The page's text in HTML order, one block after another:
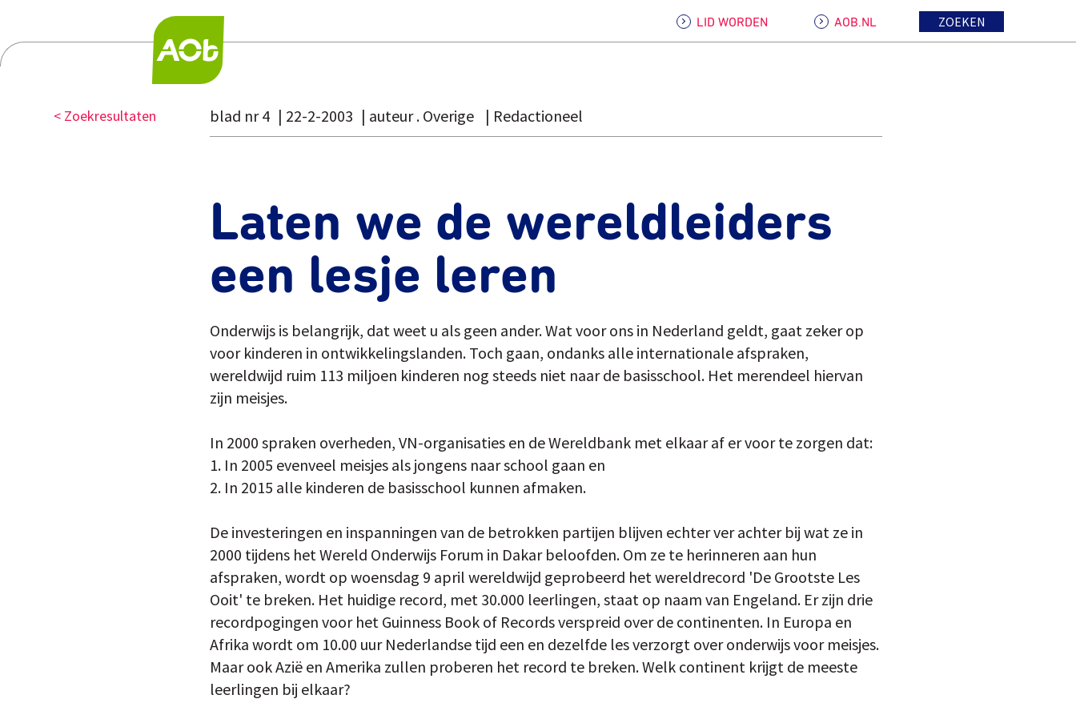
LID WORDEN AOB.NL ZOEKEN
< Zoekresultaten blad nr 4 22-2-2003 auteur . Overige Redactioneel
Laten we de wereldleiders
een lesje leren
Onderwijs is belangrijk, dat weet u als geen ander. Wat voor ons in Nederland geldt, gaat zeker op
voor kinderen in ontwikkelingslanden. Toch gaan, ondanks alle internationale afspraken,
wereldwijd ruim 113 miljoen kinderen nog steeds niet naar de basisschool. Het merendeel hiervan
zijn meisjes.
In 2000 spraken overheden, VN-organisaties en de Wereldbank met elkaar af er voor te zorgen dat:
1. In 2005 evenveel meisjes als jongens naar school gaan en
2. In 2015 alle kinderen de basisschool kunnen afmaken.
De investeringen en inspanningen van de betrokken partijen blijven echter ver achter bij wat ze in
2000 tijdens het Wereld Onderwijs Forum in Dakar beloofden. Om ze te herinneren aan hun
afspraken, wordt op woensdag 9 april wereldwijd geprobeerd het wereldrecord 'De Grootste Les
Ooit' te breken. Het huidige record, met 30.000 leerlingen, staat op naam van Engeland. Er zijn drie
recordpogingen voor het Guinness Book of Records verspreid over de continenten. In Europa en
Afrika wordt om 10.00 uur Nederlandse tijd een en dezelfde les verzorgt over onderwijs voor meisjes.
Maar ook Azië en Amerika zullen proberen het record te breken. Welk continent krijgt de meeste
leerlingen bij elkaar?